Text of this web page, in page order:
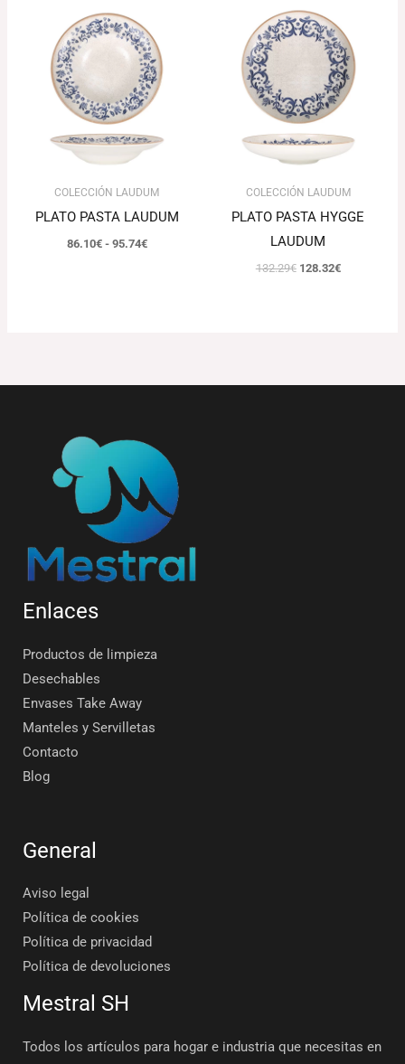
COLECCIÓN LAUDUM
PLATO PASTA LAUDUM
86.10€ - 95.74€
precios:
desde
86.10€
hasta
95.74€
COLECCIÓN LAUDUM
PLATO PASTA HYGGE
LAUDUM
132.29€
El
precio
original
132.29€.
128.32€
actual
es:
128.32€.
Enlaces
Productos de limpieza
Desechables
Envases Take Away
Manteles y Servilletas
Contacto
Blog
General
Aviso legal
Política de cookies
Política de privacidad
Política de devoluciones
Mestral SH
Todos los artículos para hogar e industria que necesitas en